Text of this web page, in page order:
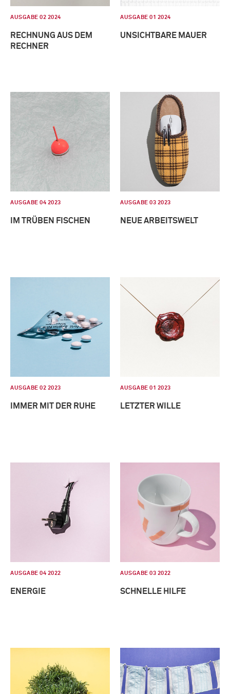
AUSGABE 02 2024
RECHNUNG AUS DEM
RECHNER
AUSGABE 01 2024
UNSICHTBARE MAUER
AUSGABE 04 2023
IM TRÜBEN FISCHEN
AUSGABE 03 2023
NEUE ARBEITSWELT
AUSGABE 02 2023
IMMER MIT DER RUHE
AUSGABE 01 2023
LETZTER WILLE
AUSGABE 04 2022
ENERGIE
AUSGABE 03 2022
SCHNELLE HILFE